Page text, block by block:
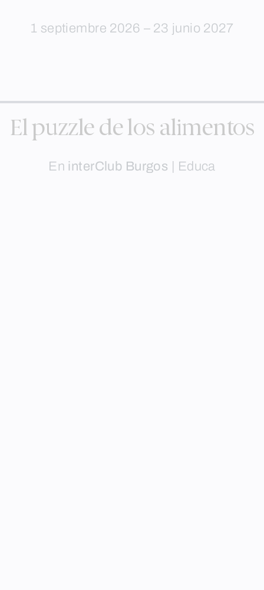
1 septiembre 2026 – 23 junio 2027
El puzzle de los alimentos
En interClub Burgos Educa